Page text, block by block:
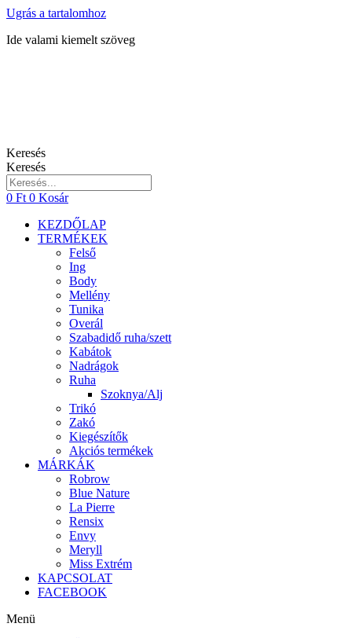
Ugrás a tartalomhoz
Ide valami kiemelt szöveg
Keresés
Keresés
0 Ft 0 Kosár
KEZDŐLAP
TERMÉKEK
Felső
Ing
Body
Mellény
Tunika
Overál
Szabadidő ruha/szett
Kabátok
Nadrágok
Ruha
Szoknya/Alj
Trikó
Zakó
Kiegészítők
Akciós termékek
MÁRKÁK
Robrow
Blue Nature
La Pierre
Rensix
Envy
Meryll
Miss Extrém
KAPCSOLAT
FACEBOOK
Menü